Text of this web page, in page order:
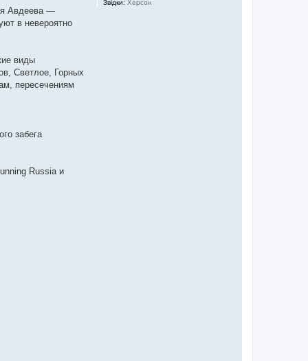
Звідки: Херсон
Авдеева —
в невероятно
виды
Светлое, Горных
пересечениям
забега
Russia и